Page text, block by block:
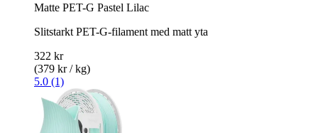
Matte PET-G Pastel Lilac
Slitstarkt PET-G-filament med matt yta
322 kr
(379 kr / kg)
5.0 (1)